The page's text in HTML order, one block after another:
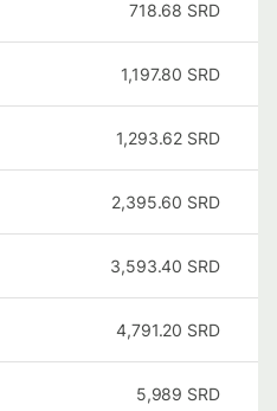
718.68 SRD
1,197.80 SRD
1,293.62 SRD
2,395.60 SRD
3,593.40 SRD
4,791.20 SRD
5,989 SRD